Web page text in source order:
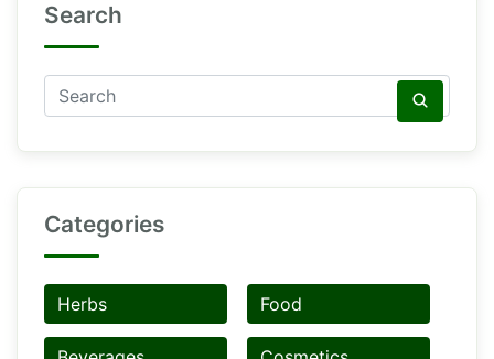
Search
Categories
Herbs Food